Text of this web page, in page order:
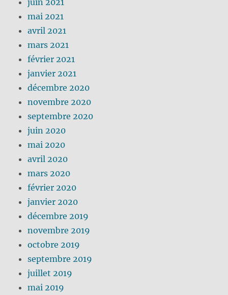
mai 2021
avril 2021
mars 2021
février 2021
janvier 2021
décembre 2020
novembre 2020
septembre 2020
juin 2020
mai 2020
avril 2020
mars 2020
février 2020
janvier 2020
décembre 2019
novembre 2019
octobre 2019
septembre 2019
juillet 2019
mai 2019